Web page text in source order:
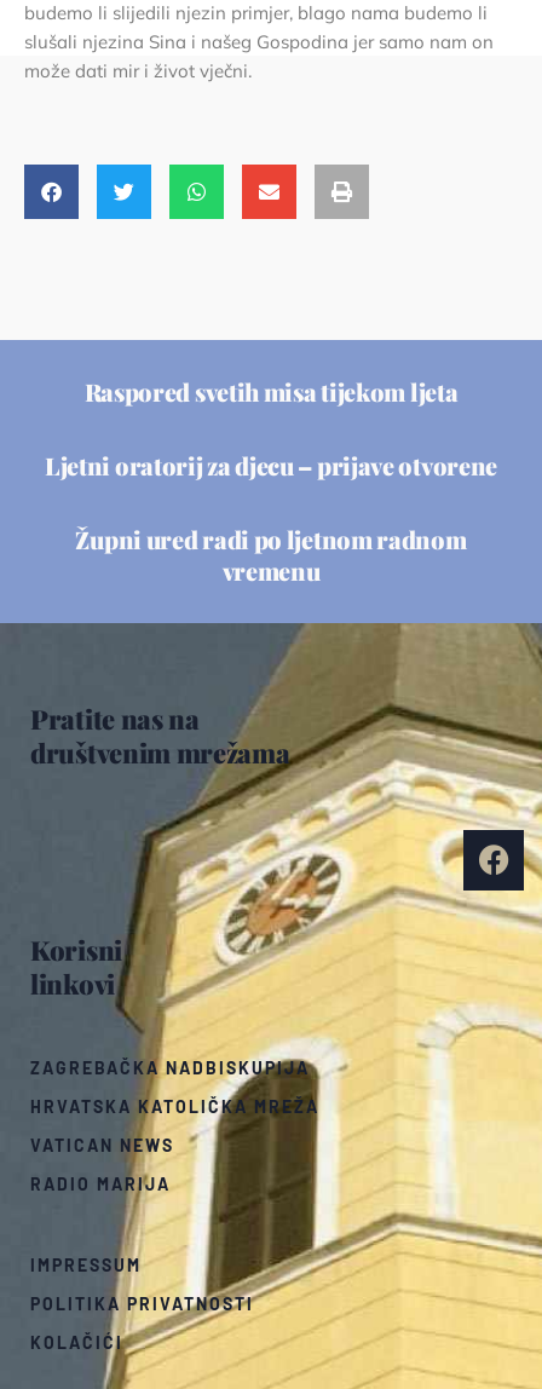
budemo li slijedili njezin primjer, blago nama budemo li
slušali njezina Sina i našeg Gospodina jer samo nam on
može dati mir i život vječni.
Raspored svetih misa tijekom ljeta
Ljetni oratorij za djecu – prijave otvorene
Župni ured radi po ljetnom radnom
vremenu
Korisni
linkovi
ZAGREBAČKA NADBISKUPIJA
HRVATSKA KATOLIČKA MREŽA
VATICAN NEWS
RADIO MARIJA
IMPRESSUM
POLITIKA PRIVATNOSTI
KOLAČIĆI
Pratite nas na
društvenim mrežama